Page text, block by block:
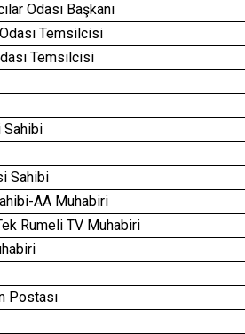
Odası Başkanı
Temsilcisi
Temsilcisi
Sahibi
Sahibi
Sahibi
AA Muhabiri
Rumeli TV Muhabiri
Postası